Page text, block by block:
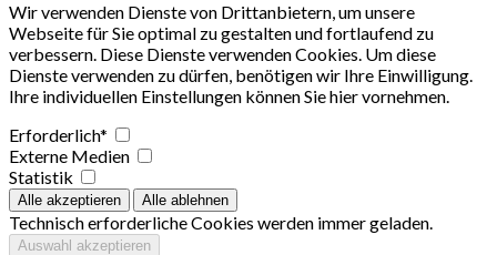
Wir verwenden Dienste von Drittanbietern, um unsere
Webseite für Sie optimal zu gestalten und fortlaufend zu
verbessern. Diese Dienste verwenden Cookies. Um diese
Dienste verwenden zu dürfen, benötigen wir Ihre Einwilligung.
Ihre individuellen Einstellungen können Sie hier vornehmen.
Erforderlich*
Externe Medien
Statistik
Technisch erforderliche Cookies werden immer geladen.